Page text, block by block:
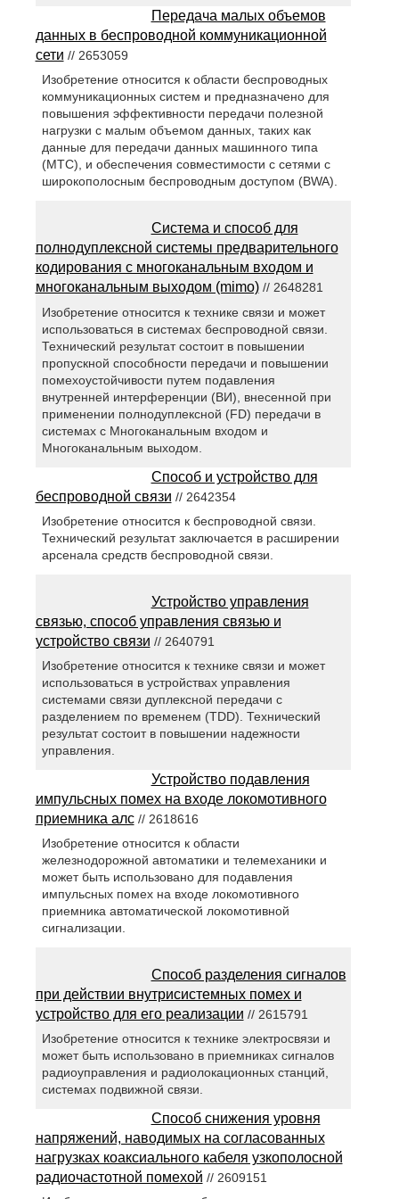
Передача малых объемов
данных в беспроводной коммуникационной
сети // 2653059
Изобретение относится к области беспроводных
коммуникационных систем и предназначено для
повышения эффективности передачи полезной
нагрузки с малым объемом данных, таких как
данные для передачи данных машинного типа
(MTC), и обеспечения совместимости с сетями с
широкополосным беспроводным доступом (BWA).
Система и способ для
полнодуплексной системы предварительного
кодирования с многоканальным входом и
многоканальным выходом (mimo)// 2648281
Изобретение относится к технике связи и может
использоваться в системах беспроводной связи.
Технический результат состоит в повышении
пропускной способности передачи и повышении
помехоустойчивости путем подавления
внутренней интерференции (ВИ), внесенной при
применении полнодуплексной (FD) передачи в
системах с Многоканальным входом и
Многоканальным выходом.
Способ и устройство для
беспроводной связи // 2642354
Изобретение относится к беспроводной связи.
Технический результат заключается в расширении
арсенала средств беспроводной связи.
Устройство управления
связью, способ управления связью и
устройство связи // 2640791
Изобретение относится к технике связи и может
использоваться в устройствах управления
системами связи дуплексной передачи с
разделением по временем (TDD). Технический
результат состоит в повышении надежности
управления.
Устройство подавления
импульсных помех на входе локомотивного
приемника алс// 2618616
Изобретение относится к области
железнодорожной автоматики и телемеханики и
может быть использовано для подавления
импульсных помех на входе локомотивного
приемника автоматической локомотивной
сигнализации.
Способ разделения сигналов
при действии внутрисистемных помех и
устройство для его реализации // 2615791
Изобретение относится к технике электросвязи и
может быть использовано в приемниках сигналов
радиоуправления и радиолокационных станций,
системах подвижной связи.
Способ снижения уровня
напряжений, наводимых на согласованных
нагрузках коаксиального кабеля узкополосной
радиочастотной помехой // 2609151